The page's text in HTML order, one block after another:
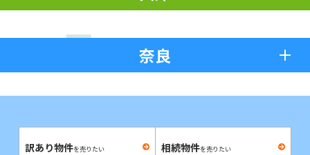
奈良
訳あり物件を売りたい 相続物件を売りたい